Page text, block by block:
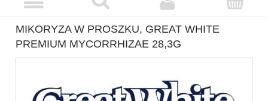
MIKORYZA W PROSZKU, GREAT WHITE
PREMIUM MYCORRHIZAE 28,3G